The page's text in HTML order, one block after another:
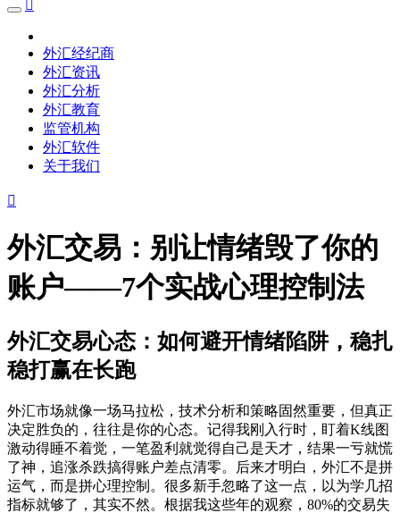
外汇经纪商
外汇资讯
外汇分析
外汇教育
监管机构
外汇软件
关于我们
外汇交易：别让情绪毁了你的
账户——7个实战心理控制法
外汇交易心态：如何避开情绪陷阱，稳扎
稳打赢在长跑
外汇市场就像一场马拉松，技术分析和策略固然重要，但真正
决定胜负的，往往是你的心态。记得我刚入行时，盯着K线图
激动得睡不着觉，一笔盈利就觉得自己是天才，结果一亏就慌
了神，追涨杀跌搞得账户差点清零。后来才明白，外汇不是拼
运气，而是拼心理控制。很多新手忽略了这一点，以为学几招
指标就够了，其实不然。根据我这些年的观察，80%的交易失